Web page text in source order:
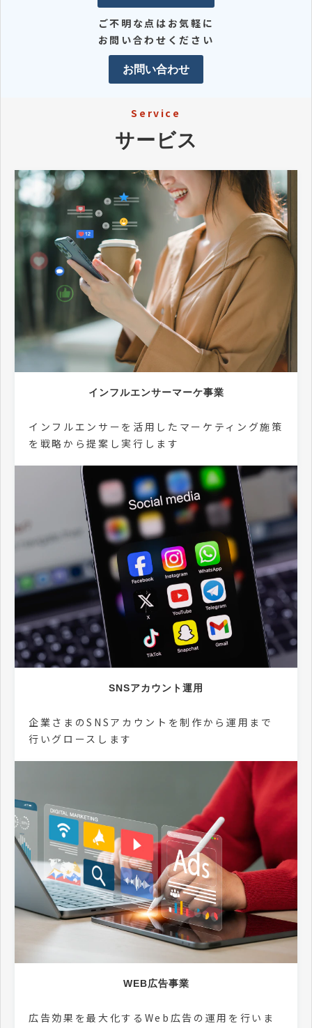
ご不明な点はお気軽に
お問い合わせください
お問い合わせ
Service
サービス
インフルエンサーマーケ事業
インフルエンサーを活用したマーケティング施策
を戦略から提案し実行します
SNSアカウント運用
企業さまのSNSアカウントを制作から運用まで
行いグロースします
WEB広告事業
広告効果を最大化するWeb広告の運用を行いま